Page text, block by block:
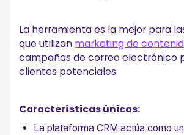
La herramienta es la mejor para
que utilizan marketing de
campañas de correo electrónico
clientes potenciales.
Características únicas:
La plataforma CRM actúa como